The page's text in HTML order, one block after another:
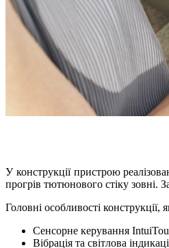
У конструкції пристрою
прогрів тютюнового стіку зовні.
Головні особливості
Сенсорне керування
Вібрація та світлова